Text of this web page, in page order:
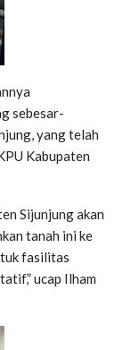
sebesar-
yang telah
Kabupaten
Sijunjung akan
tanah ini ke
fasilitas
ucap Ilham